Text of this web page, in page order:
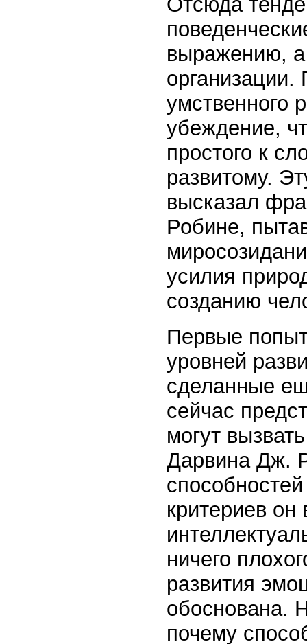
выражению, а
умственного
убеждение,
простого к
развитому.
высказал
Робине,
усилия
созданию
Первые
уровней
сделанные
сейчас
могут
Дарвина Дж.
критериев
ничего
развития
обоснована.
почему